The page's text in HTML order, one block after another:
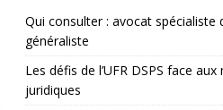
Qui consulter : avocat spécialiste
généraliste
Les défis de l’UFR DSPS face
juridiques